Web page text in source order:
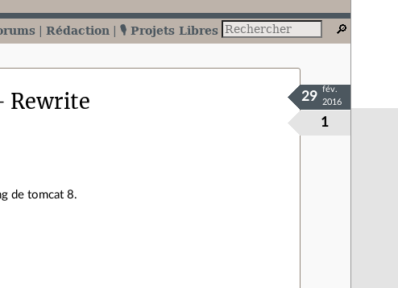
Rédaction 🎙️ Projets Libres
Rewrite
1
29
fév.
2016
de tomcat 8.